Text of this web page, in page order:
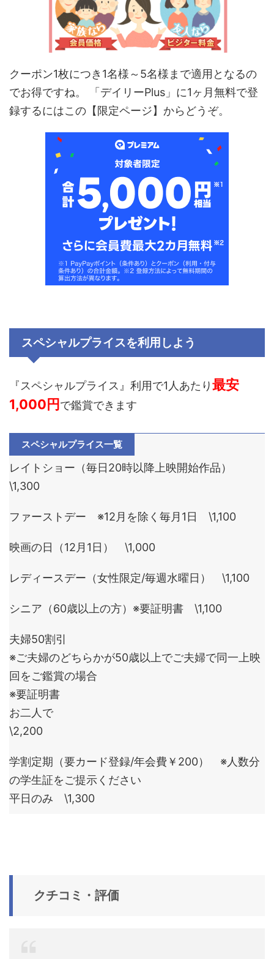
クーポン1枚につき 1名様～ 5名様まで適用となるの
でお得ですね。 「デイリーPlus 」に1ヶ月無料で登
録するにはこの【限定ページ】からどうぞ。
スペシャルプライスを利用しよう
『スペシャルプライス』利用で1人あたり最安
1,000円 で鑑賞できます
スペシャルプライス一覧
レイトショー（毎日20時以降上映開始作品）
\1,300
ファーストデー ※12月を除く毎月1日 \1,100
映画の日（12月1日） \1,000
レディースデー（女性限定/毎週水曜日） \1,100
シニア（60歳以上の方）※要証明書 \1,100
夫婦50割引
※ご夫婦のどちらかが50歳以上でご夫婦で同一上映
回をご鑑賞の場合
※要証明書
お二人で
\2,200
学割定期（要カード登録/年会費￥200） ※人数分
の学生証をご提示ください
平日のみ \1,300
クチコミ・評価